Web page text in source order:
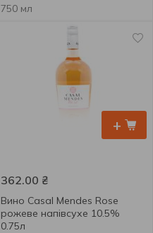
750 мл
+
362.00 ₴
Вино Casal Mendes Rose
рожеве напівсухе 10.5%
0.75л